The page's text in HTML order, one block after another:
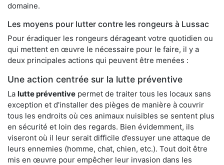
domaine.
Les moyens pour lutter contre les rongeurs à Lussac
Pour éradiquer les rongeurs dérageant votre quotidien ou
qui mettent en œuvre le nécessaire pour le faire, il y a
deux principales actions qui peuvent être menées :
Une action centrée sur la lutte préventive
La lutte préventive permet de traiter tous les locaux sans
exception et d'installer des pièges de manière à couvrir
tous les endroits où ces animaux nuisibles se sentent plus
en sécurité et loin des regards. Bien évidemment, ils
viseront où il leur serait difficile d’essuyer une attaque de
leurs ennemies (homme, chat, chien, etc.). Tout doit être
mis en œuvre pour empêcher leur invasion dans les